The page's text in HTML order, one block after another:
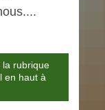
la rubrique
en haut à